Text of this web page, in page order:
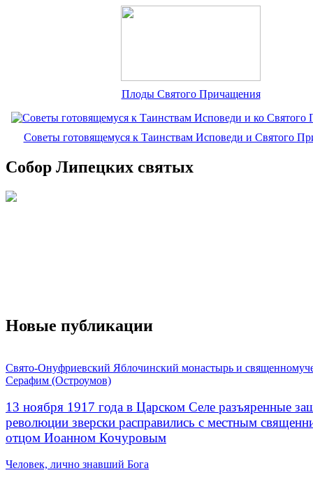
Плоды Святого Причащения
Советы готовящемуся к Таинствам Исповеди и Святого
Собор Липецких святых
Новые публикации
Свято-Онуфриевский Яблочинский монастырь и
Серафим (Остроумов)
13 ноября 1917 года в Царском Селе разъяренные
революции зверски расправились с местным
отцом Иоанном Кочуровым
Человек, лично знавший Бога